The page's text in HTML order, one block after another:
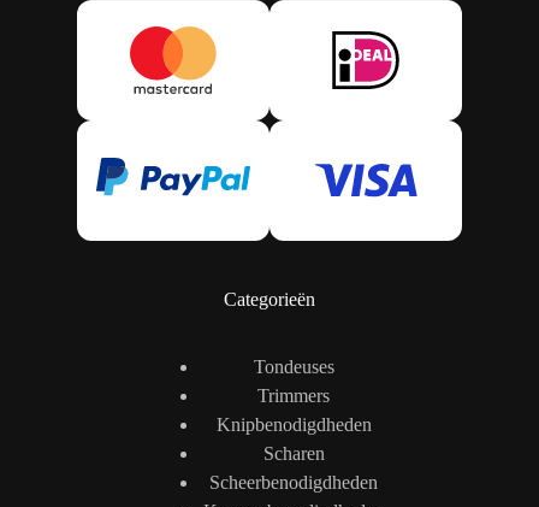
Categorieën
Tondeuses
Trimmers
Knipbenodigdheden
Scharen
Scheerbenodigdheden